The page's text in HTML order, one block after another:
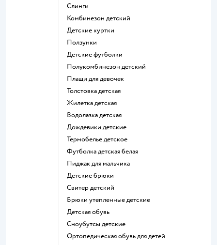
Слинги
Комбинезон детский
Детские куртки
Ползунки
Детские футболки
Полукомбинезон детский
Плащи для девочек
Толстовка детская
Жилетка детская
Водолазка детская
Дождевики детские
Термобелье детское
Футболка детская белая
Пиджак для мальчика
Детские брюки
Свитер детский
Брюки утепленные детские
Детская обувь
Сноубутсы детские
Ортопедическая обувь для детей